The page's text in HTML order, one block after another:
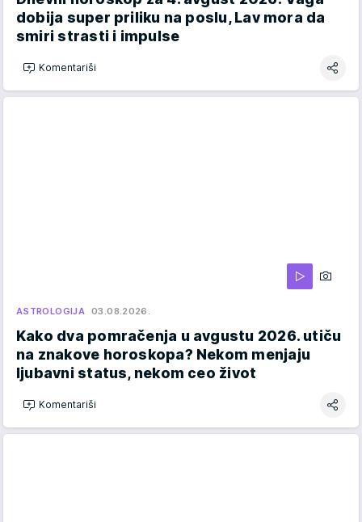
dobija super priliku na poslu, Lav mora da
smiri strasti i impulse
Komentariši
ASTROLOGIJA 03.08.2026.
Kako dva pomračenja u avgustu 2026. utiču
na znakove horoskopa? Nekom menjaju
ljubavni status, nekom ceo život
Komentariši